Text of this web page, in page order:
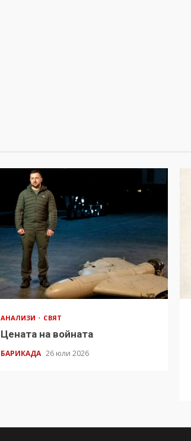
АНАЛИЗИ СВЯТ
Цената на войната
БАРИКАДА 26 юли 2026